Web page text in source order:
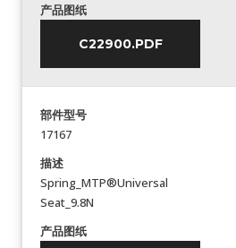
产品图纸
C22900.PDF
部件型号
17167
描述
Spring_MTP®Universal
Seat_9.8N
产品图纸